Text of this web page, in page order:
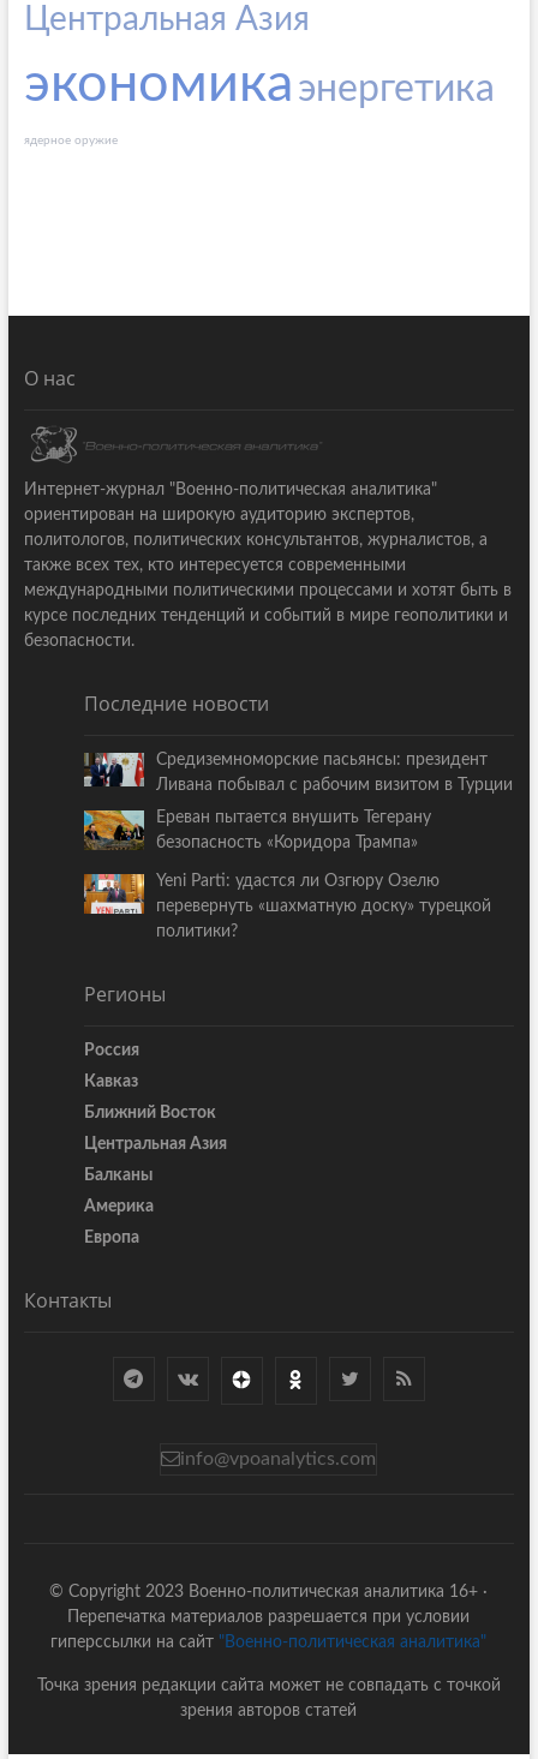
Центральная Азия
экономика энергетика
ядерное оружие
О нас
Интернет-журнал "Военно-политическая аналитика"
ориентирован на широкую аудиторию экспертов,
политологов, политических консультантов, журналистов, а
также всех тех, кто интересуется современными
международными политическими процессами и хотят быть в
курсе последних тенденций и событий в мире геополитики и
безопасности.
Последние новости
Средиземноморские пасьянсы: президент
Ливана побывал с рабочим визитом в Турции
Ереван пытается внушить Тегерану
безопасность «Коридора Трампа»
Yeni Parti: удастся ли Озгюру Озелю
перевернуть «шахматную доску» турецкой
политики?
Регионы
Россия
Кавказ
Ближний Восток
Центральная Азия
Балканы
Америка
Европа
Контакты
info@vpoanalytics.com
© Copyright 2023 Военно-политическая аналитика 16+ ·
Перепечатка материалов разрешается при условии
гиперссылки на сайт "Военно-политическая аналитика"
Точка зрения редакции сайта может не совпадать с точкой
зрения авторов статей